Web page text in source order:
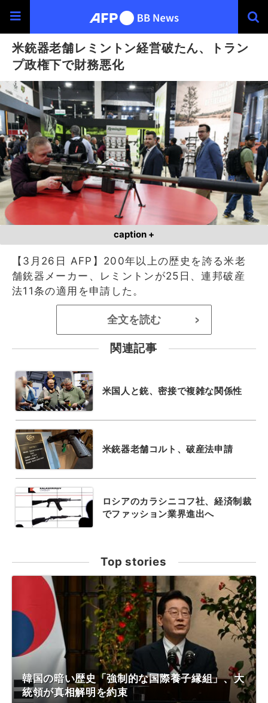
米銃器老舗レミントン経営破たん、トラン
プ政権下で財務悪化
caption +
【3月26日 AFP】200年以上の歴史を誇る米老
舗銃器メーカー、レミントンが25日、連邦破産
法11条の適用を申請した。
全文を読む >
関連記事
米国人と銃、密接で複雑な関係性
米銃器老舗コルト、破産法申請
ロシアのカラシニコフ社、経済制裁
でファッション業界進出へ
Top stories
韓国の暗い歴史「強制的な国際養子縁組」、大
統領が真相解明を約束